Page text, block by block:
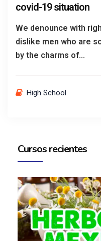
covid-19 situation
We denounce with
dislike men who are
by the charms of...
High School
Cursos recientes